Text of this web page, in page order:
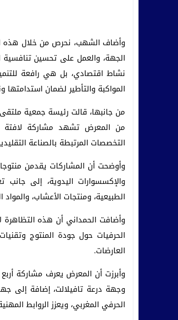
وأضاف الشهب، نحرص من خلال هذه
الجهة، والعمل على تحسين تنافسية
نشاط اقتصادي، بل هي رافعة
المواكبة والتأطير لضمان استدامتها
من جانبها، قالت رئيسة جمعية
من المعرض تشهد مشاركة لافتة
التخصصات المرتبطة بالصناعة
وأوضحت أن المشاركات يقدمن
والإكسسوارات اليدوية، إلى
الطبيعية، ومنتجات الأعشاب،
وأضافت الحمداني أن هذه
الحرفيات حول جودة المنتوج
العارضات.
وأبرزت أن المعرض يعرف مشاركة
وجهة درعة تافيلالت، إضافة إلى
الحرفي المغربي، ويعزز الروابط